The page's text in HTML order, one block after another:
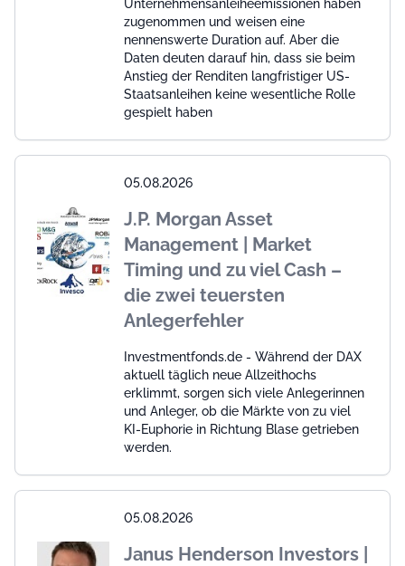
Unternehmensanleiheemissionen haben
zugenommen und weisen eine
nennenswerte Duration auf. Aber die
Daten deuten darauf hin, dass sie beim
Anstieg der Renditen langfristiger US-
Staatsanleihen keine wesentliche Rolle
gespielt haben
05.08.2026
J.P. Morgan Asset
Management | Market
Timing und zu viel Cash –
die zwei teuersten
Anlegerfehler
Investmentfonds.de - Während der DAX
aktuell täglich neue Allzeithochs
erklimmt, sorgen sich viele Anlegerinnen
und Anleger, ob die Märkte von zu viel
KI-Euphorie in Richtung Blase getrieben
werden.
05.08.2026
Janus Henderson Investors |